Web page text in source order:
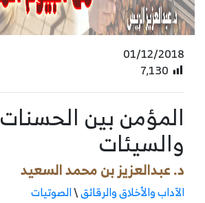
01/12/2018
7٬130
المؤمن بين الحسنات
والسيئات
د. عبدالعزيز بن محمد السعيد
الآداب والأخلاق والرقائق\الصوتيات